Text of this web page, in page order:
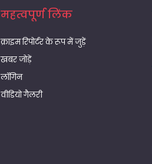
महत्वपूर्ण लिंक
क्राइम रिपोर्टर के रूप में जुड़ें
खबर जोड़ें
लॉगिन
वीडियो गैलरी